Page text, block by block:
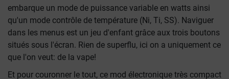
embarque un mode de puissance variable en watts ainsi
qu'un mode contrôle de température (Ni, Ti, SS). Naviguer
dans les menus est un jeu d'enfant grâce aux trois boutons
situés sous l'écran. Rien de superflu, ici on a uniquement ce
que l'on veut: de la vape!
Et pour couronner le tout, ce mod électronique très compact